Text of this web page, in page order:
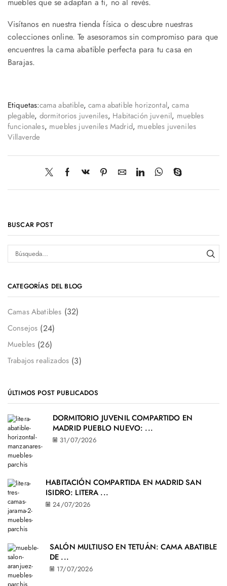
Visítanos en nuestra tienda física o descubre nuestras
colecciones online. Te asesoramos sin compromiso para que
encuentres la cama abatible perfecta para tu casa en
Barajas.
Etiquetas:cama abatible,cama abatible horizontal,cama
plegable, dormitorios juveniles, Habitación juvenil, muebles
funcionales, muebles juveniles Madrid, muebles juveniles
Villaverde
BUSCAR POST
CATEGORÍAS DEL BLOG
Camas Abatibles (32)
Consejos (24)
Muebles (26)
Trabajos realizados (3)
ÚLTIMOS POST PUBLICADOS
DORMITORIO JUVENIL COMPARTIDO EN
MADRID PUEBLO NUEVO: ...
31/07/2026
HABITACIÓN COMPARTIDA EN MADRID SAN
ISIDRO: LITERA ...
24/07/2026
SALÓN MULTIUSO EN TETUÁN: CAMA ABATIBLE
DE ...
17/07/2026